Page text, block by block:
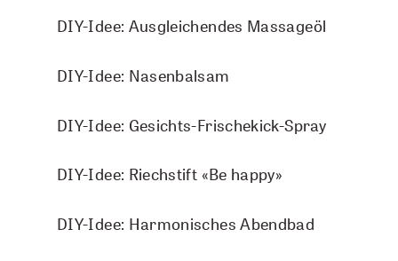
DIY-Idee: Ausgleichendes Massageöl
DIY-Idee: Nasenbalsam
DIY-Idee: Gesichts-Frischekick-Spray
DIY-Idee: Riechstift «Be happy»
DIY-Idee: Harmonisches Abendbad
Baumwolldocht
CHF 12.50